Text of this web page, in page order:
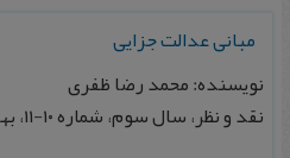
مبانی عدالت جزايی
نویسنده: محمد رضا ظفری
نقد و نظر، سال سوم، شماره ۱۰-۱۱، بهار و تابستان ۱۳۷۶